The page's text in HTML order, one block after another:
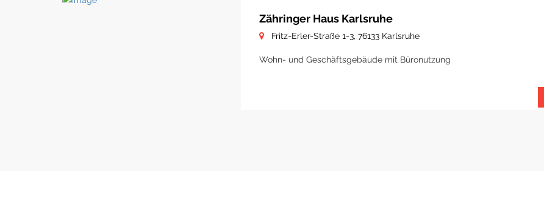
Zähringer Haus Karlsruhe
Fritz-Erler-Straße 1-3, 76133 Karlsruhe
Wohn- und Geschäftsgebäude mit Büronutzung